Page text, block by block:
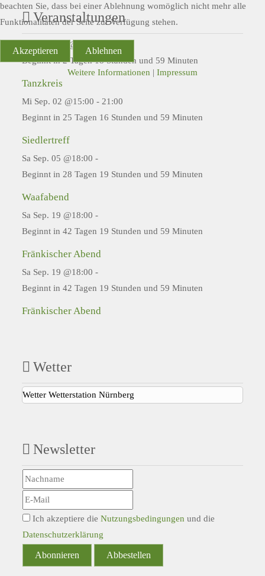
Veranstaltungen
Mo Aug. 10 @17:00
Beginnt in 2 Tagen 18 Stunden und 59 Minuten
Tanzkreis
Mi Sep. 02 @15:00 - 21:00
Beginnt in 25 Tagen 16 Stunden und 59 Minuten
Siedlertreff
Sa Sep. 05 @18:00 -
Beginnt in 28 Tagen 19 Stunden und 59 Minuten
Waafabend
Sa Sep. 19 @18:00 -
Beginnt in 42 Tagen 19 Stunden und 59 Minuten
Fränkischer Abend
Sa Sep. 19 @18:00 -
Beginnt in 42 Tagen 19 Stunden und 59 Minuten
Fränkischer Abend
Wetter
Wetter Wetterstation Nürnberg
Newsletter
Ich akzeptiere die Nutzungsbedingungen und die
Datenschutzerklärung
Abonnieren Abbestellen
beachten Sie, dass bei einer Ablehnung womöglich nicht mehr alle
Funktionalitäten der Seite zur Verfügung stehen.
Akzeptieren Ablehnen
Weitere Informationen | Impressum